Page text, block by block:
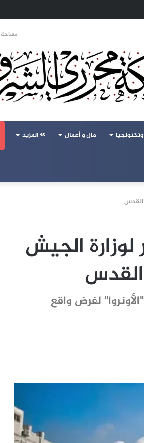
يفتح أسئلة جديدة حول ميزان القوى الإقليمي
مساحة
مال و أعمال المزيد
القدس
الجيش
لفرض واقع